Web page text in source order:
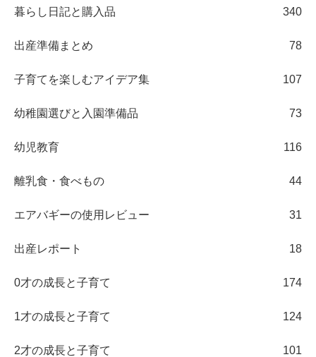
暮らし日記と購入品 340
出産準備まとめ 78
子育てを楽しむアイデア集 107
幼稚園選びと入園準備品 73
幼児教育 116
離乳食・食べもの 44
エアバギーの使用レビュー 31
出産レポート 18
0才の成長と子育て 174
1才の成長と子育て 124
2才の成長と子育て 101